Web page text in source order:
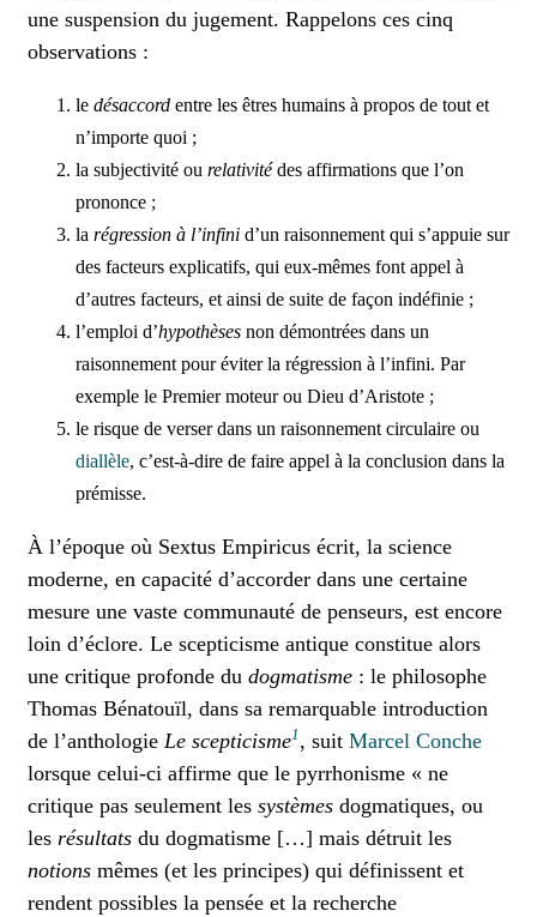
une suspension du jugement. Rappelons ces cinq
observations :
le désaccord entre les êtres humains à propos de tout et
n’importe quoi ;
la subjectivité ou relativitédes affirmations que l’on
prononce ;
la régression à l’infini d’un raisonnement qui s’appuie sur
des facteurs explicatifs, qui eux-mêmes font appel à
d’autres facteurs, et ainsi de suite de façon indéfinie ;
l’emploi d’hypothèses non démontrées dans un
raisonnement pour éviter la régression à l’infini. Par
exemple le Premier moteur ou Dieu d’Aristote ;
le risque de verser dans un raisonnement circulaire ou
diallèle, c’est-à-dire de faire appel à la conclusion dans la
prémisse.
À l’époque où Sextus Empiricus écrit, la science
moderne, en capacité d’accorder dans une certaine
mesure une vaste communauté de penseurs, est encore
loin d’éclore. Le scepticisme antique constitue alors
une critique profonde du dogmatisme : le philosophe
Thomas Bénatouïl, dans sa remarquable introduction
de l’anthologie Le scepticisme1 , suit Marcel Conche
lorsque celui-ci affirme que le pyrrhonisme « ne
critique pas seulement les systèmes dogmatiques, ou
les résultats du dogmatisme […] mais détruit les
notions mêmes (et les principes) qui définissent et
rendent possibles la pensée et la recherche